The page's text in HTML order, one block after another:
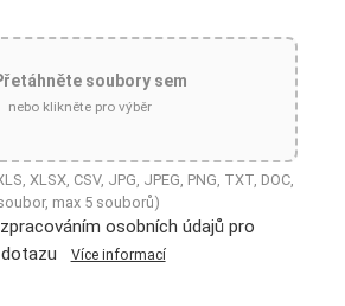
soubory sem
nebo klikněte pro výběr
XLSX, CSV, JPG, JPEG, PNG, TXT, DOC,
max 5 souborů)
osobních údajů pro
Více informací